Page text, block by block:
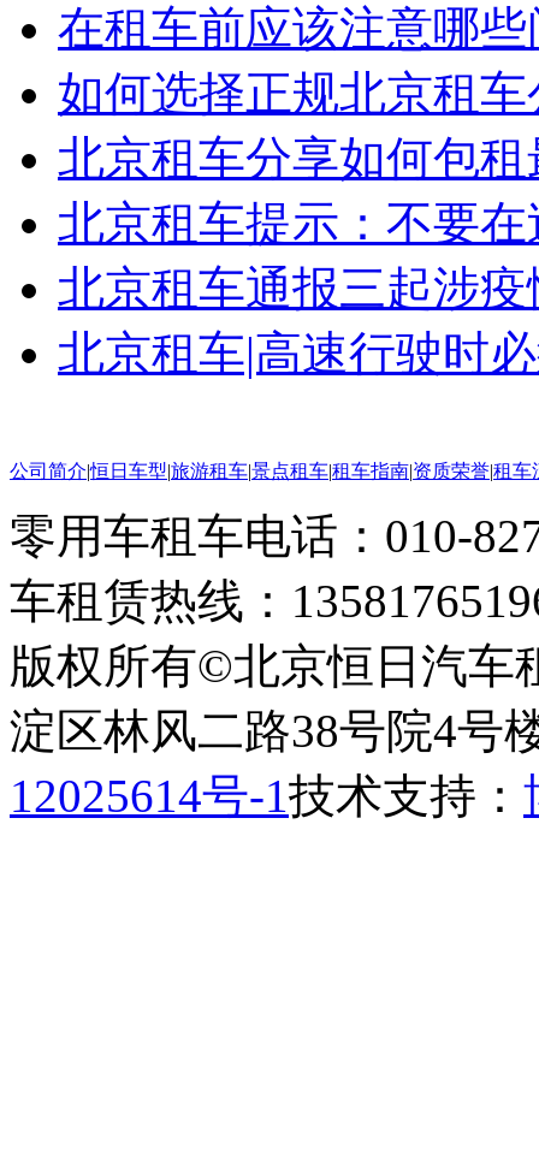
在租车前应该注意哪
如何选择正规北京租车
北京租车分享如何包
北京租车提示：不要
北京租车通报三起涉
北京租车|高速行驶时
公司简介|恒日车型|旅游租车|景点租车|租车指南|资质荣誉|租车
零用车租车电话：010-
车租赁热线：
版权所有©北京恒日汽车
淀区林风二路38号院4号
12025614号-1技术支持：